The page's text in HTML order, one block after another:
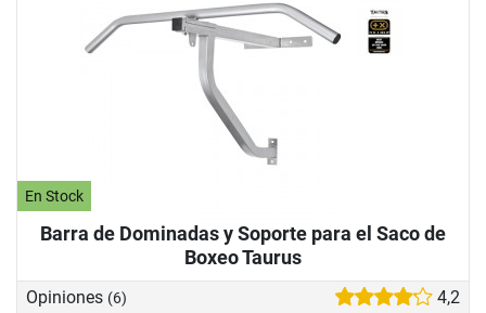
En Stock
Barra de Dominadas y Soporte para el Saco de
Boxeo Taurus
Opiniones (6) 4,2